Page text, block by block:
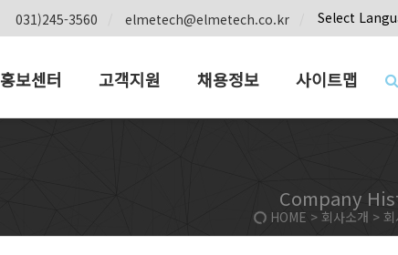
031)245-3560 elmetech@elmetech.co.kr Select
홍보센터 고객지원 채용정보 사이트맵
HOME > 회사소개 >
Company